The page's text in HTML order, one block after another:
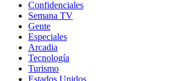
Confidenciales
Semana TV
Gente
Especiales
Arcadia
Tecnología
Turismo